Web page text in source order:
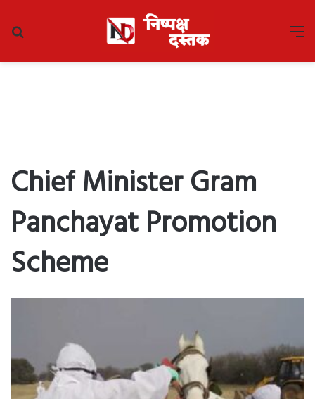
Chief Minister Gram
Panchayat Promotion
Scheme